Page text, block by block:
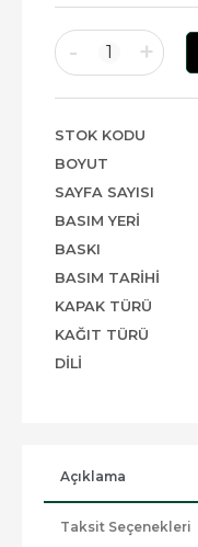
- 1 +
STOK KODU
BOYUT
SAYFA SAYISI
BASIM YERI
BASKI
BASIM TARIHI
KAPAK TÜRÜ
KAĞIT TÜRÜ
DILI
Açıklama
Taksit Seçenekleri